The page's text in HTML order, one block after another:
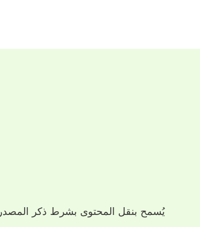
يُسمح بنقل المحتوى بشرط ذكر المصدر